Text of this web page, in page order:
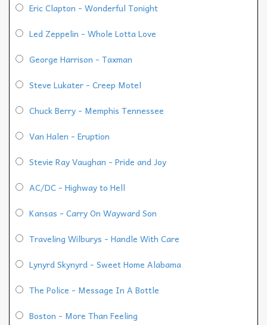
Eric Clapton - Wonderful Tonight
Led Zeppelin - Whole Lotta Love
George Harrison - Taxman
Steve Lukater - Creep Motel
Chuck Berry - Memphis Tennessee
Van Halen - Eruption
Stevie Ray Vaughan - Pride and Joy
AC/DC - Highway to Hell
Kansas - Carry On Wayward Son
Traveling Wilburys - Handle With Care
Lynyrd Skynyrd - Sweet Home Alabama
The Police - Message In A Bottle
Boston - More Than Feeling